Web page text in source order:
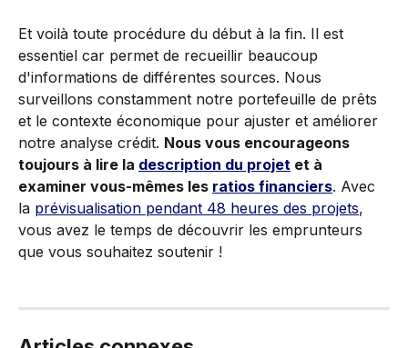
Et voilà toute procédure du début à la fin. Il est
essentiel car permet de recueillir beaucoup
d'informations de différentes sources. Nous
surveillons constamment notre portefeuille de prêts
et le contexte économique pour ajuster et améliorer
notre analyse crédit. Nous vous encourageons
toujours à lire la description du projet et à
examiner vous-mêmes les ratios financiers. Avec
la prévisualisation pendant 48 heures des projets,
vous avez le temps de découvrir les emprunteurs
que vous souhaitez soutenir !